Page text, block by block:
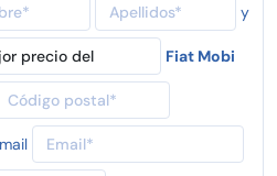
y
Fiat Mobi